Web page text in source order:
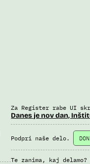
Za Register rabe UI
Danes je nov dan,
Podpri naše delo.
Te zanima, kaj